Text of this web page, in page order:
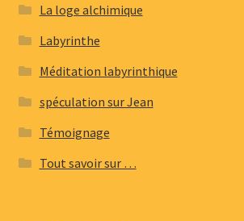
La loge alchimique
Labyrinthe
Méditation labyrinthique
spéculation sur Jean
Témoignage
Tout savoir sur …